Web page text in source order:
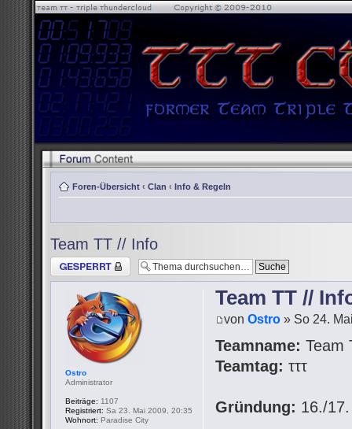
Foren-Übersicht ‹ Clan ‹ Info & Regeln
Team TT // Info
Thema gesperrt
Team TT //
vonOstro » So 24.
Teamname: Team
Teamtag: τττ
Gründung: 16./
Ostro
Administrator
Beiträge: 1107
Registriert: Sa 23. Mai 2009, 20:35
Wohnort: Paradise City